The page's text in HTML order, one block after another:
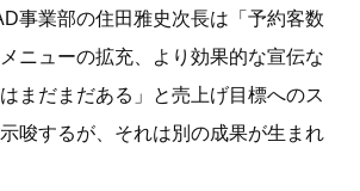
事業部の住田雅史次長は「予約客数
ニューの拡充、より効果的な宣伝な
まだまだある」と売上げ目標へのス
唆するが、それは別の成果が生まれ